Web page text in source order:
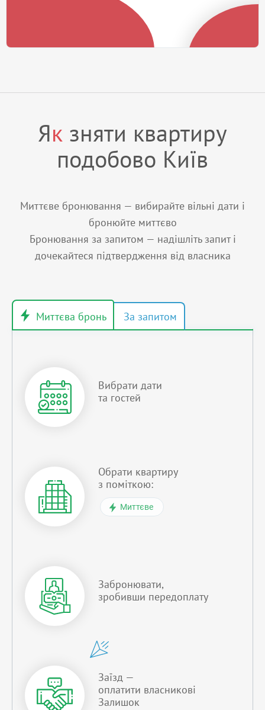
Як зняти квартиру
подобово Київ
Миттєве бронювання — вибирайте вільні дати і
бронюйте миттєво
Бронювання за запитом — надішліть запит і
дочекайтеся підтвердження від власника
Вибрати дати
та гостей
Обрати квартиру
з поміткою:
Миттєве
Забронювати,
зробивши передоплату
Заїзд —
оплатити власникові
Залишок